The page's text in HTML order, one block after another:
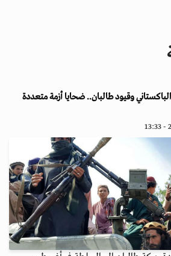
وقيود طالبان.. ضحايا أزمة متعددة